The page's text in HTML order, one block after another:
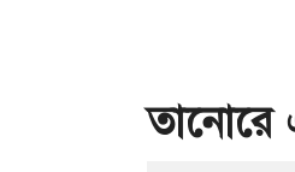
তানোরে